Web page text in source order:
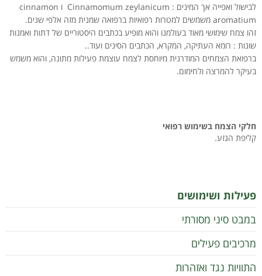
לבישול ואפייה אך המינים : Cinnamomum zeylanicum ו cinnamon
aromatium משמשים למטרות רפואיות ברפואה שמנית מזה אלפי שנים.
זהו צמח שימושי מאוד בעולמנו והוא מופיע בכתבים היסטוריים של דתות ואמנות
שונות : רומא העתיקה, המקרא, הכתבים הסינים ועוד..
ברפואת הצמחים המודרנית מיוחסת לצמח עוצמת פעילות מתונה, והוא משמש
בעיקר להמרצה ולחימום.
חלקי הצמח בשימוש רפואי
קליפת הגזע.
פעילות ושימושים
במבט סיני מסורתי
מרכיבים פעילים
התוויות נגד ואזהרות